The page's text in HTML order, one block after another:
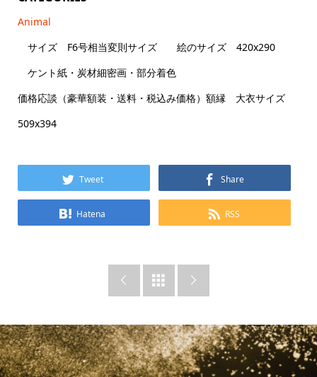
Animal
サイズ F6号相当変則サイズ 絵のサイズ 420x290
ケント紙・炭材細密画・部分着色
価格応談（豪華額装・送料・税込み価格）額縁 大衣サイズ
509x394
Tweet Share
Hatena RSS
  